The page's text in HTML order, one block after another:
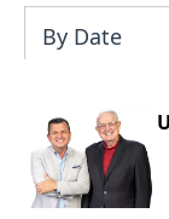
By Date